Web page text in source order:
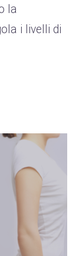
la
i livelli di